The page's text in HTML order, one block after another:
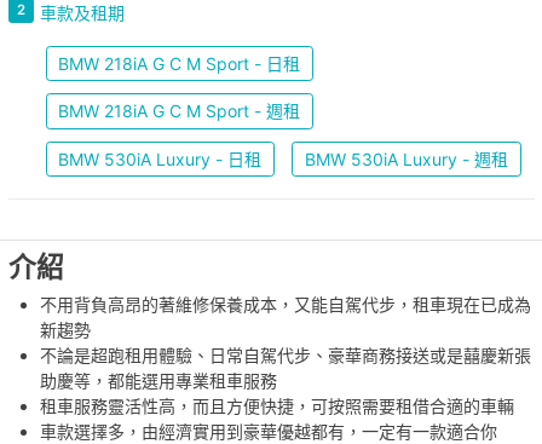
2 車款及租期
BMW 218iA G C M Sport - 日租
BMW 218iA G C M Sport - 週租
BMW 530iA Luxury - 日租 BMW 530iA Luxury - 週租
介紹
不用背負高昂的著維修保養成本，又能自駕代步，租車現在已成為
新趨勢
不論是超跑租用體驗、日常自駕代步、豪華商務接送或是囍慶新張
助慶等，都能選用專業租車服務
租車服務靈活性高，而且方便快捷，可按照需要租借合適的車輛
車款選擇多，由經濟實用到豪華優越都有，一定有一款適合你